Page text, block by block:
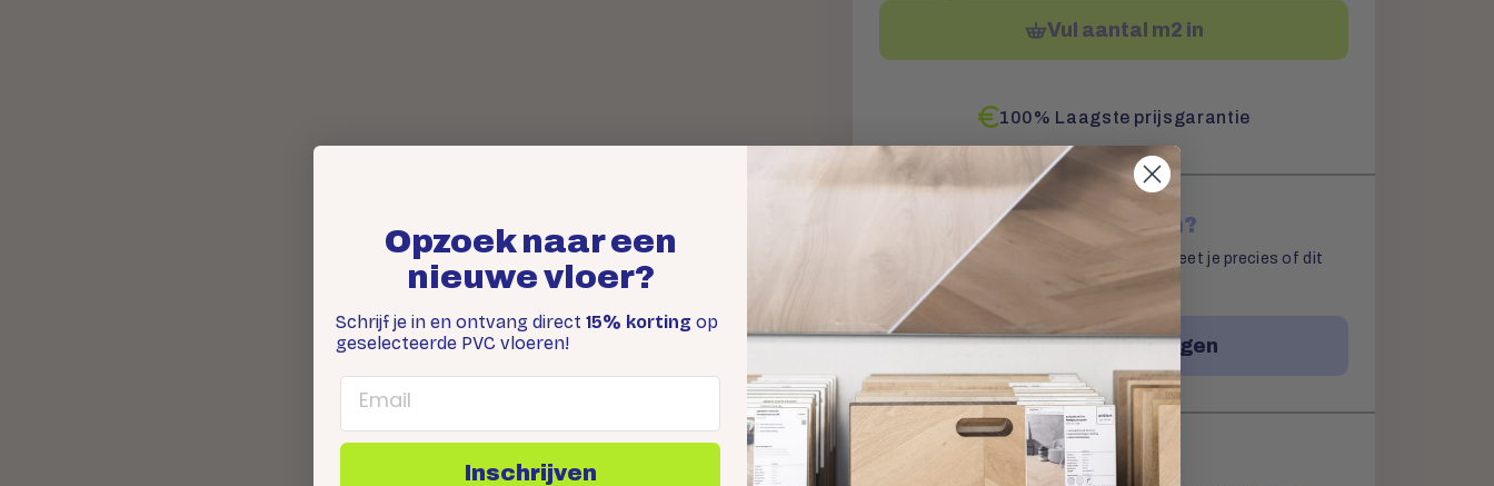
Vul aantal m2 in
100% Laagste prijsgarantie
Gratis sample aanvragen?
Je kunt gratis 3 samples bestellen. Zo weet je precies of dit
jouw perfecte vloer is.
Sample aanvragen
Offerte aanvragen
Opzoek naar een
nieuwe vloer?
Schrijf je in en ontvang direct 15% korting op
geselecteerde PVC vloeren!
Email
Inschrijven